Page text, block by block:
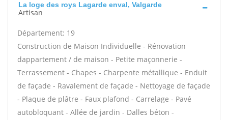
La loge des roys Lagarde enval, Valgarde
Artisan
Département: 19
Construction de Maison Individuelle - Rénovation
dappartement / de maison - Petite maçonnerie -
Terrassement - Chapes - Charpente métallique - Enduit
de façade - Ravalement de façade - Nettoyage de façade
- Plaque de plâtre - Faux plafond - Carrelage - Pavé
autobloquant - Allée de jardin - Dalles béton -